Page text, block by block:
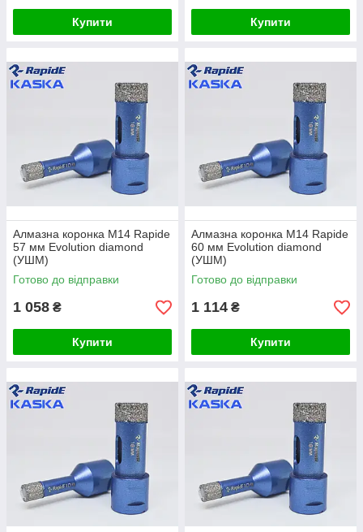
Купити Купити
Алмазна коронка М14 Rapide
57 мм Evolution diamond
(УШМ)
Готово до відправки
1 058 ₴
Купити
Алмазна коронка М14 Rapide
60 мм Evolution diamond
(УШМ)
Готово до відправки
1 114 ₴
Купити